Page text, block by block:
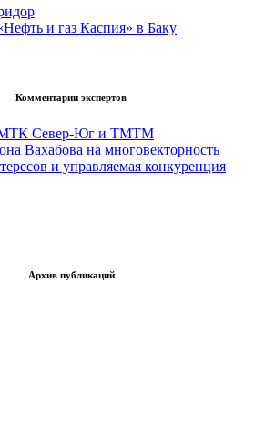
и газ Каспия» в Баку
Комментарии экспертов
МТК Север-Юг и ТМТМ
Вахабова на многовекторность
и управляемая конкуренция
Архив публикаций